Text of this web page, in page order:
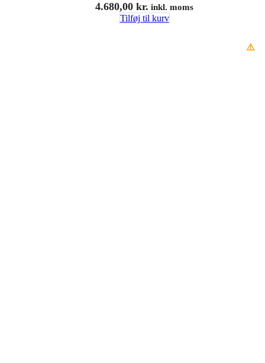
4.680,00 kr. inkl. moms
Tilføj til kurv
⚠️